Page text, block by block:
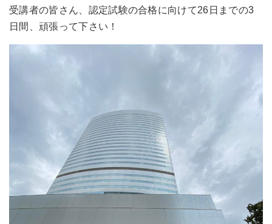
受講者の皆さん、認定試験の合格に向けて26日までの3
日間、頑張って下さい！